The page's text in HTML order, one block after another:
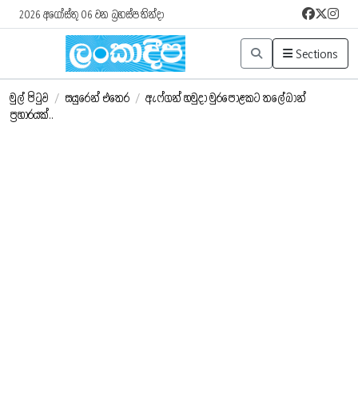
2026 අගෝස්තු 06 වන බ්‍රහස්පතින්දා
Sections
මුල් පිටුව / සයුරෙන් එතෙර / ඇෆ්ගන් හමුදා මුරපොළකට තලේබාන්
ප්‍රහාරයක්..